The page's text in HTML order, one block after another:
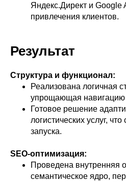
Яндекс.Директ и Google
привлечения клиентов.
Результат
Структура и функционал:
Реализована логичная
упрощающая навигацию
Готовое решение
логистических услуг,
запуска.
SEO-оптимизация:
Проведена внутренняя
семантическое ядро,